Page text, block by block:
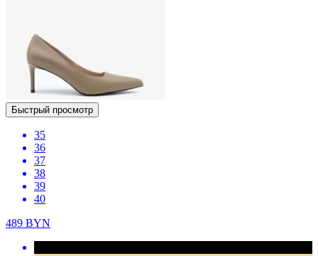
Быстрый просмотр
35
36
37
38
39
40
489 BYN